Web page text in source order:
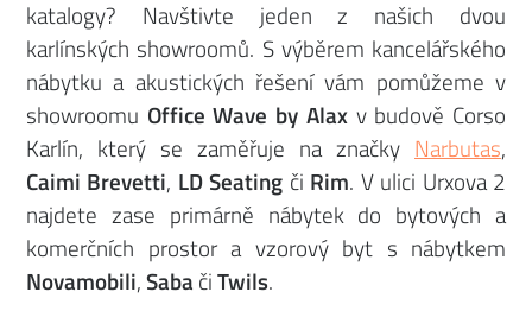
katalogy? Navštivte jeden z našich dvou
karlínských showroomů. S výběrem kancelářského
nábytku a akustických řešení vám pomůžeme v
showroomu Office Wave by Alaxv budově Corso
Karlín, který se zaměřuje na značky Narbutas,
Caimi Brevetti, LD Seating či Rim. V ulici Urxova 2
najdete zase primárně nábytek do bytových a
komerčních prostor a vzorový byt s nábytkem
Novamobili,Saba čiTwils.